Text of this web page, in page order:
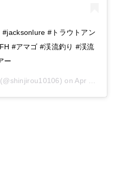
#jacksonlure #トラウトアン
#アマゴ #渓流釣り #渓流
ー
(@shinjirou10106) onApr 15, 2019 at 11:56pm PDT